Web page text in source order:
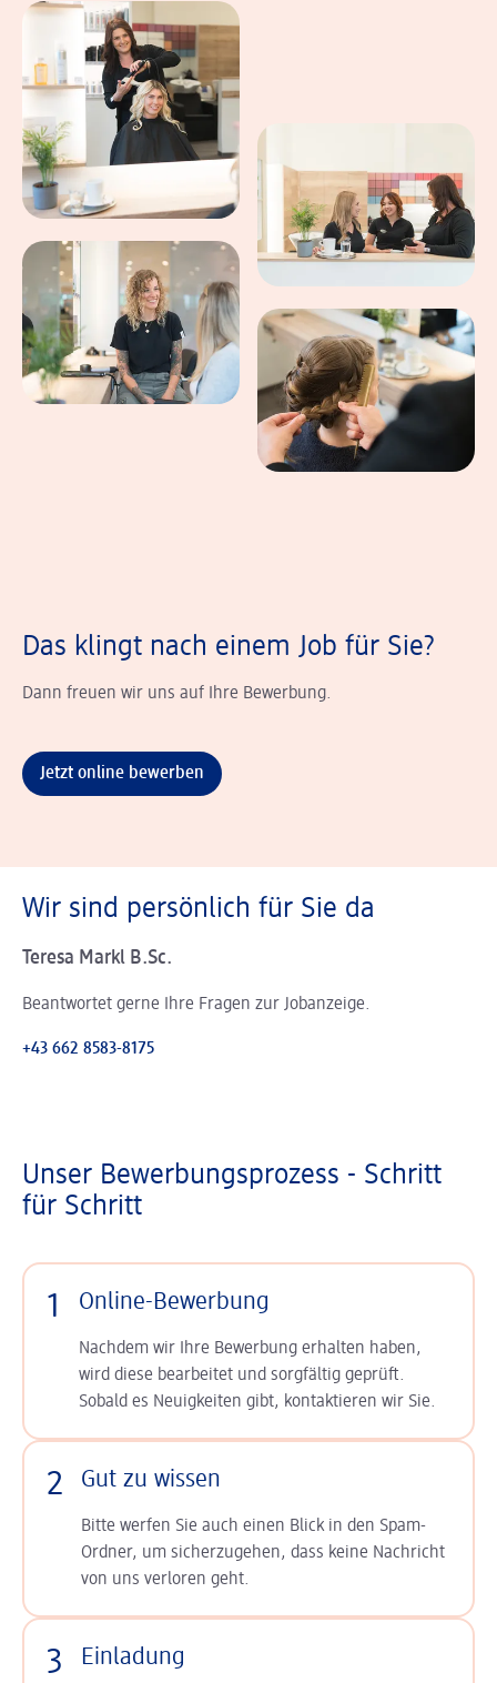
In einer Bildergalerie sind verschiedene
Das klingt nach einem Job für Sie?
Dann freuen wir uns auf Ihre Bewerbung.
Jetzt online bewerben
Wir sind persönlich für Sie da
Teresa Markl B.Sc.
Beantwortet gerne Ihre Fragen zur Jobanzeige.
+43 662 8583-8175
Unser Bewerbungsprozess - Schritt
für Schritt
1 Online-Bewerbung
Nachdem wir Ihre Bewerbung erhalten haben,
wird diese bearbeitet und sorgfältig geprüft.
Sobald es Neuigkeiten gibt, kontaktieren wir Sie.
2 Gut zu wissen
Bitte werfen Sie auch einen Blick in den Spam-
Ordner, um sicherzugehen, dass keine Nachricht
von uns verloren geht.
3 Einladung